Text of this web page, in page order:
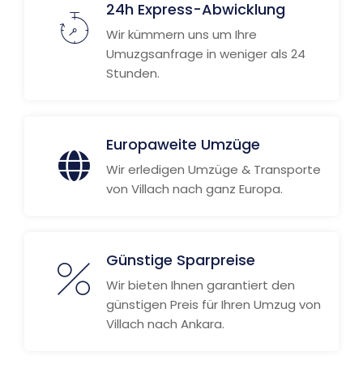
24h Express-Abwicklung
Wir kümmern uns um Ihre
Umuzgsanfrage in weniger als 24
Stunden.
Europaweite Umzüge
Wir erledigen Umzüge & Transporte
von Villach nach ganz Europa.
Günstige Sparpreise
Wir bieten Ihnen garantiert den
günstigen Preis für Ihren Umzug von
Villach nach Ankara.